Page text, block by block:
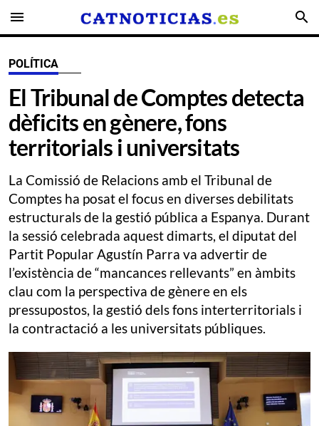
menu search
POLÍTICA
El Tribunal de Comptes detecta
dèficits en gènere, fons
territorials i universitats
La Comissió de Relacions amb el Tribunal de
Comptes ha posat el focus en diverses debilitats
estructurals de la gestió pública a Espanya. Durant
la sessió celebrada aquest dimarts, el diputat del
Partit Popular Agustín Parra va advertir de
l’existència de “mancances rellevants” en àmbits
clau com la perspectiva de gènere en els
pressupostos, la gestió dels fons interterritorials i
la contractació a les universitats públiques.